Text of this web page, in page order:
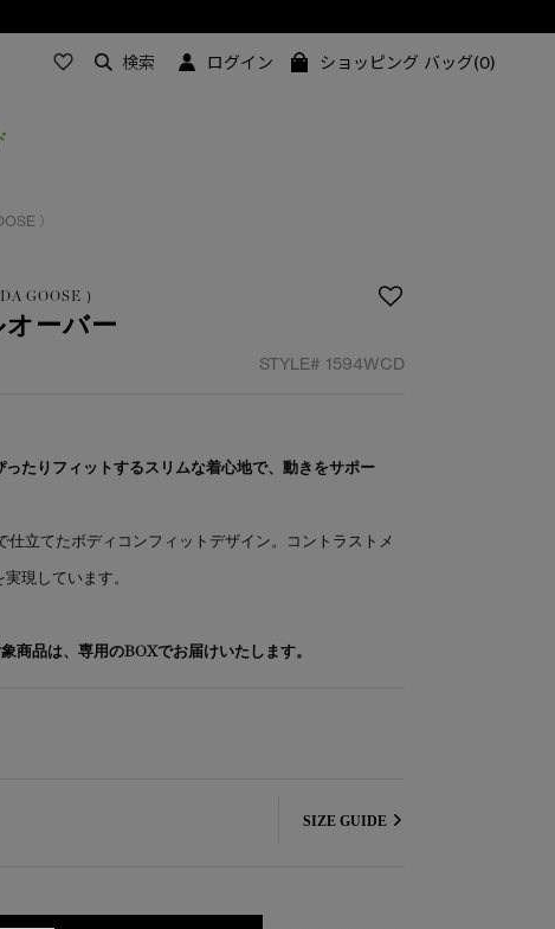
検索 ログイン ショッピング バッグ(0)
）
GOOSE ）
ーバー
STYLE# 1594WCD
たりフィットするスリムな着心地で、動きをサポー
仕立てたボディコンフィットデザイン。コントラストメ
現しています。
商品は、専用のBOXでお届けいたします。
SIZE GUIDE